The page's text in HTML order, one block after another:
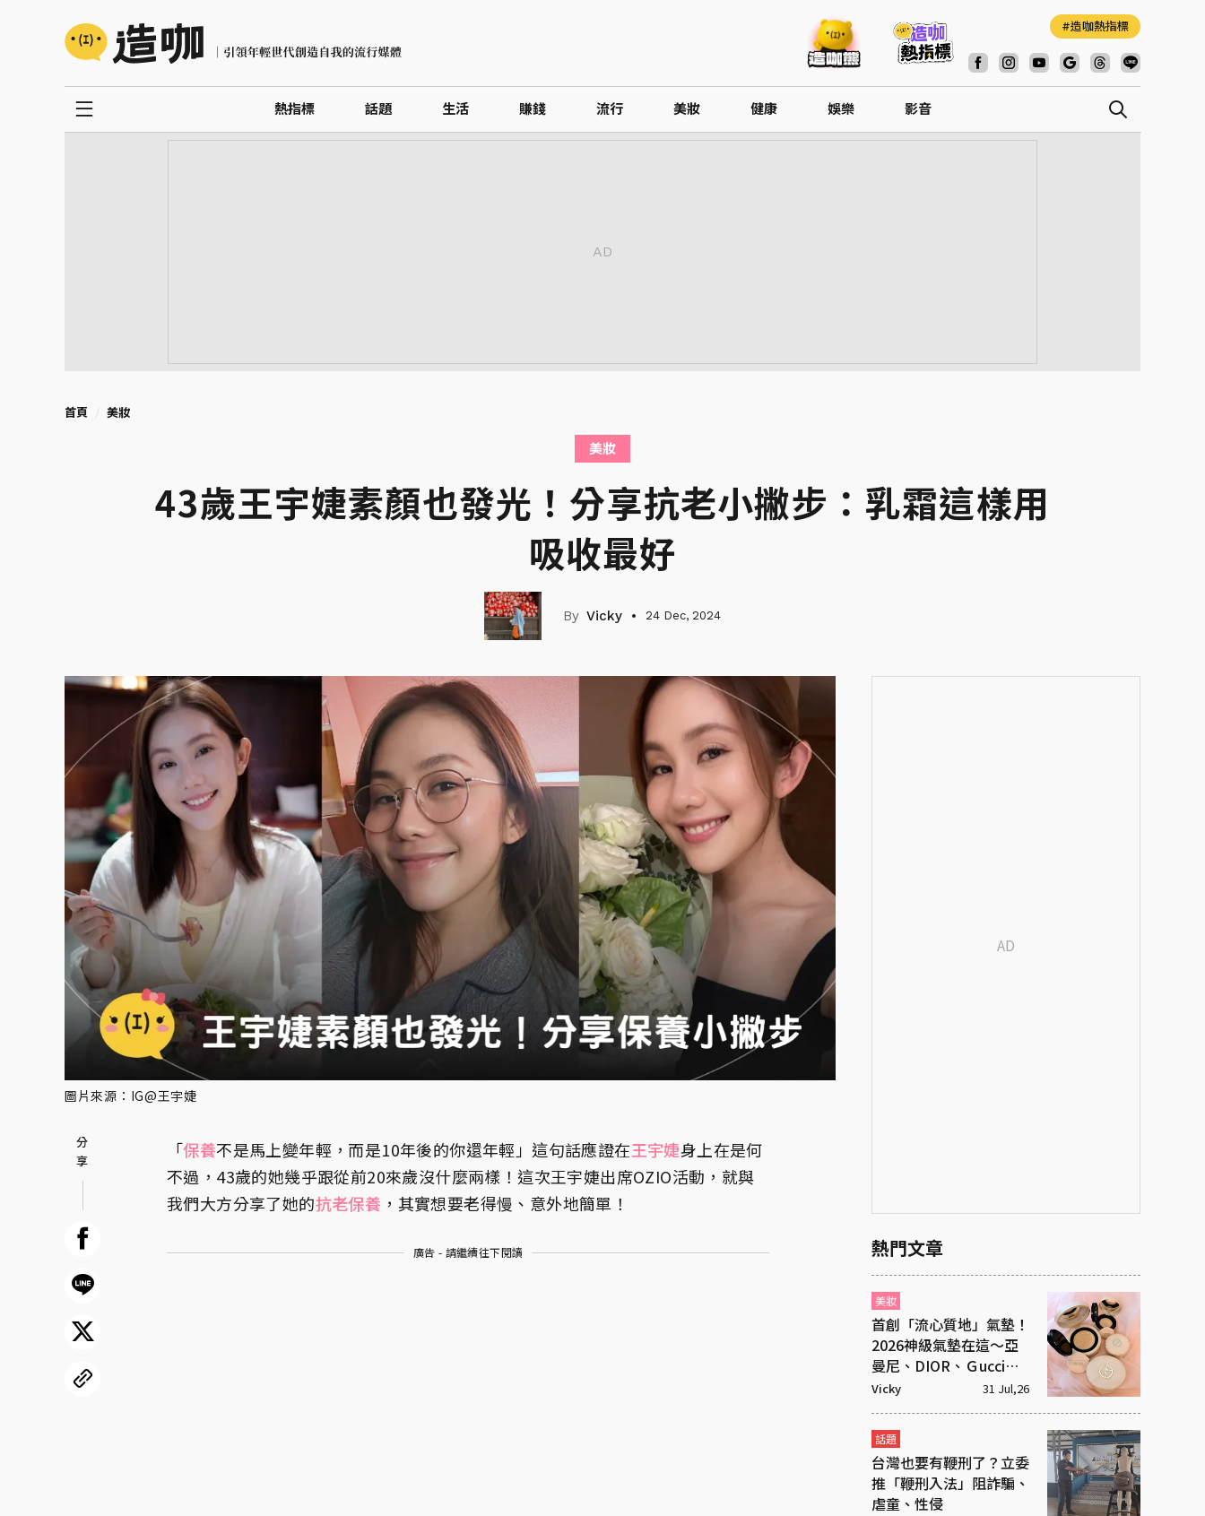
造咖熱指標
熱指標 話題 生活 賺錢 流行 美妝 健康 娛樂 影音
首頁 美妝
美妝
43歲王宇婕素顏也發光！分享抗老小撇步：乳霜這樣用
吸收最好
Vicky 24 Dec, 2024
圖片來源：IG@王宇婕
「保養不是馬上變年輕，而是10年後的你還年輕」這句話應證在王宇婕身上在是何
不過，43歲的她幾乎跟從前20來歲沒什麼兩樣！這次王宇婕出席OZIO活動，就與
我們大方分享了她的抗老保養 ，其實想要老得慢、意外地簡單！
廣告 - 請繼續往下閱讀 熱門文章
美妝
首創「流心質地」氣墊！
2026神級氣墊在這～亞
曼尼、DIOR、Ｇucci美
度破表
Vicky 31 Jul,26
話題
台灣也要有鞭刑了？立委
推「鞭刑入法」阻詐騙、
虐童、性侵